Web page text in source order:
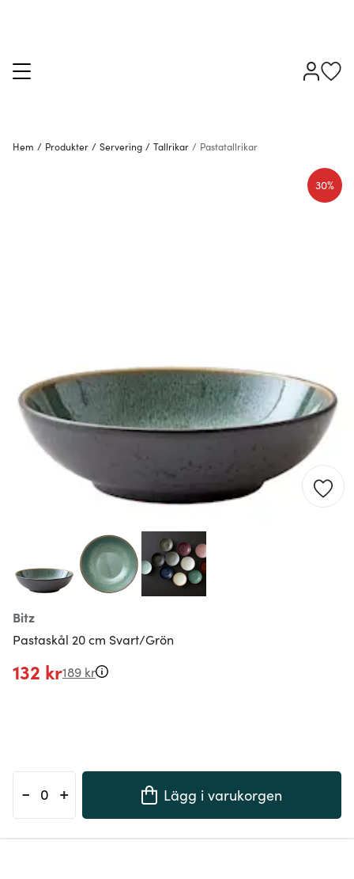
Hem / Produkter / Servering / Tallrikar / Pastatallrikar
Bitz
Pastaskål 20 cm Svart/Grön
30%
132 kr189 kr
- + Lägg i varukorgen